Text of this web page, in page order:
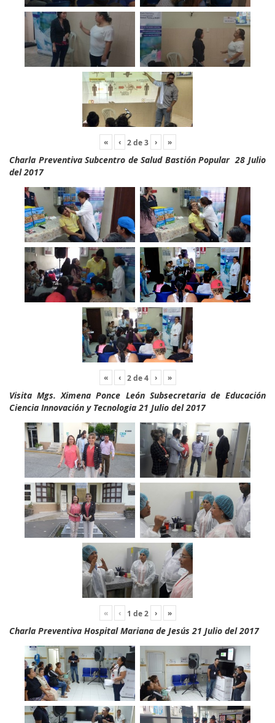
« ‹ 2de3 › »
Charla Preventiva Subcentro de Salud Bastión Popular 28 Julio
del 2017
« ‹ 2de4 › »
Visita Mgs. Ximena Ponce León Subsecretaria de Educación
Ciencia Innovación y Tecnologia 21 Julio del 2017
« ‹ 1 de2 › »
Charla Preventiva Hospital Mariana de Jesús 21 Julio del 2017